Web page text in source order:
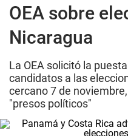
OEA sobre
Nicaragua
La OEA solicitó la
candidatos a las
cercano 7 de
"presos políticos"